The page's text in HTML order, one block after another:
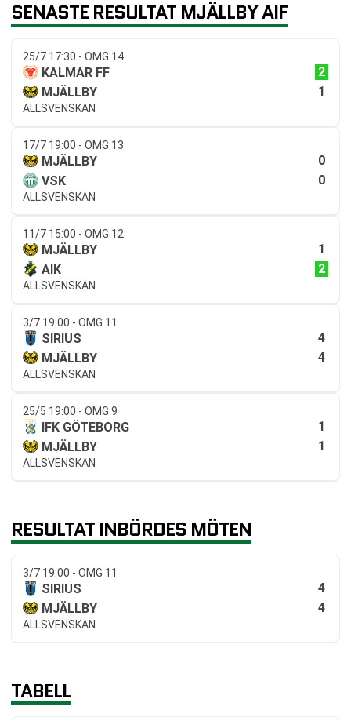
SENASTE RESULTAT MJÄLLBY AIF
25/7 17:30 - OMG 14
KALMAR FF
2
MJÄLLBY
1
ALLSVENSKAN
17/7 19:00 - OMG 13
MJÄLLBY
0
VSK
0
ALLSVENSKAN
11/7 15:00 - OMG 12
MJÄLLBY
1
AIK
2
ALLSVENSKAN
3/7 19:00 - OMG 11
SIRIUS
4
MJÄLLBY
4
ALLSVENSKAN
25/5 19:00 - OMG 9
IFK GÖTEBORG
1
MJÄLLBY
1
ALLSVENSKAN
RESULTAT INBÖRDES MÖTEN
3/7 19:00 - OMG 11
SIRIUS
4
MJÄLLBY
4
ALLSVENSKAN
TABELL